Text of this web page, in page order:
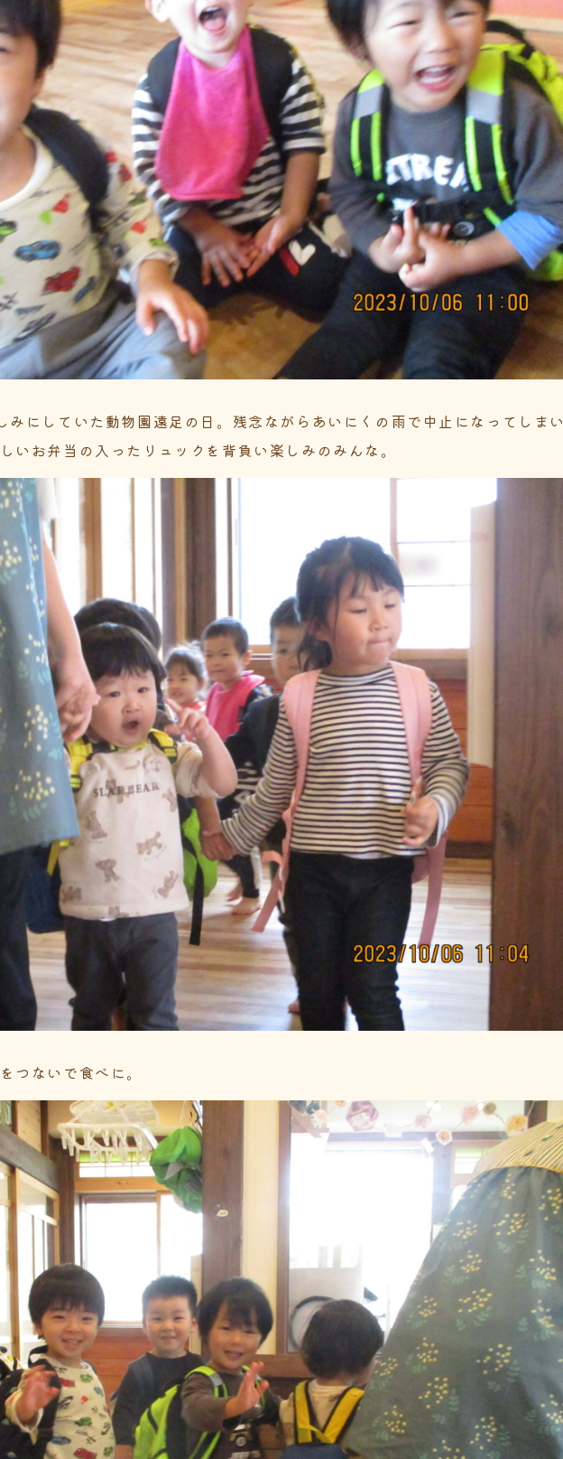
みにしていた動物園遠足の日。残念ながらあいにくの雨で中止になってしまい
いお弁当の入ったリュックを背負い楽しみのみんな。
つないで食べに。